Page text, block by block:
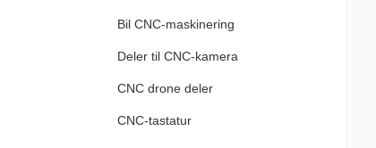
Bil CNC-maskinering
Deler til CNC-kamera
CNC drone deler
CNC-tastatur